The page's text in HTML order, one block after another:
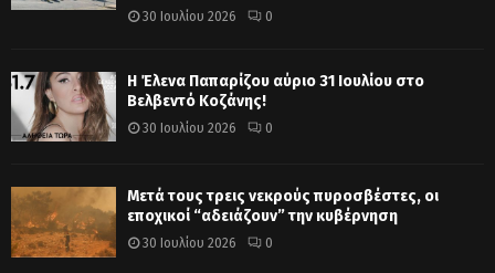
30 Ιουλίου 2026 0
Η Έλενα Παπαρίζου αύριο 31 Ιουλίου στο
Βελβεντό Κοζάνης!
30 Ιουλίου 2026 0
Μετά τους τρεις νεκρούς πυροσβέστες, οι
εποχικοί “αδειάζουν” την κυβέρνηση
30 Ιουλίου 2026 0